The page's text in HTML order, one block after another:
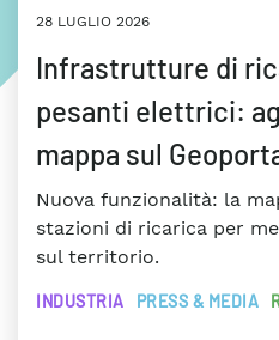
28 LUGLIO 2026
Infrastrutture di
pesanti elettrici:
mappa sul
Nuova funzionalità: la
stazioni di ricarica per
sul territorio.
INDUSTRIA PRESS & MEDIA